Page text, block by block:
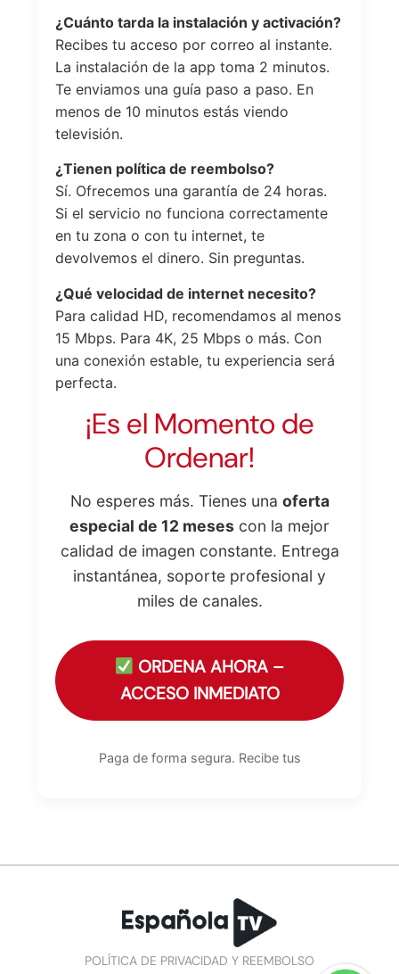
¿Cuánto tarda la instalación y activación?
Recibes tu acceso por correo al instante.
La instalación de la app toma 2 minutos.
Te enviamos una guía paso a paso. En
menos de 10 minutos estás viendo
televisión.
¿Tienen política de reembolso?
Sí. Ofrecemos una garantía de 24 horas.
Si el servicio no funciona correctamente
en tu zona o con tu internet, te
devolvemos el dinero. Sin preguntas.
¿Qué velocidad de internet necesito?
Para calidad HD, recomendamos al menos
15 Mbps. Para 4K, 25 Mbps o más. Con
una conexión estable, tu experiencia será
perfecta.
¡Es el Momento de
Ordenar!
No esperes más. Tienes una oferta
especial de 12 meses con la mejor
calidad de imagen constante. Entrega
instantánea, soporte profesional y
miles de canales.
ORDENA AHORA –
ACCESO INMEDIATO
Paga de forma segura. Recibe tus
POLÍTICA DE PRIVACIDAD Y REEMBOLSO